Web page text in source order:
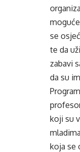
se
te da
zabavi
da su
koji su
koja se